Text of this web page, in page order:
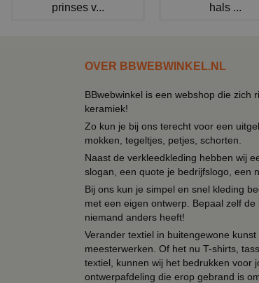
prinses v...
hals ...
OVER BBWEBWINKEL.NL
BBwebwinkel is een webshop die zich
keramiek!
Zo kun je bij ons terecht voor een
mokken, tegeltjes, petjes, schorten.
Naast de verkleedkleding hebben wij
slogan, een quote je bedrijfslogo, een
Bij ons kun je simpel en snel kleding
met een eigen ontwerp. Bepaal zelf
niemand anders heeft!
Verander textiel in buitengewone
meesterwerken. Of het nu T-shirts,
textiel, kunnen wij het bedrukken voor
ontwerpafdeling die erop gebrand is